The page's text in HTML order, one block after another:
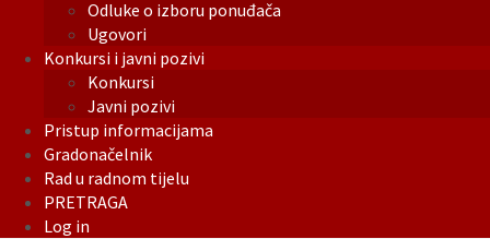
Odluke o izboru ponuđača
Ugovori
Konkursi i javni pozivi
Konkursi
Javni pozivi
Pristup informacijama
Gradonačelnik
Rad u radnom tijelu
PRETRAGA
Log in